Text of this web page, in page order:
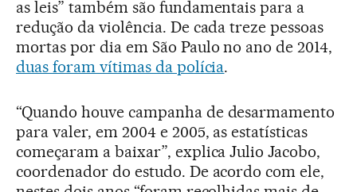
as leis” também são fundamentais para a
redução da violência. De cada treze pessoas
mortas por dia em São Paulo no ano de 2014,
duas foram vítimas da polícia.
“Quando houve campanha de desarmamento
para valer, em 2004 e 2005, as estatísticas
começaram a baixar”, explica Julio Jacobo,
coordenador do estudo. De acordo com ele,